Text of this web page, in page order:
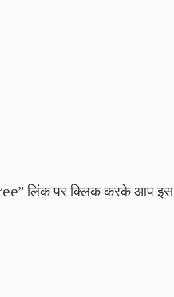
लिंक पर क्लिक करके आप इस